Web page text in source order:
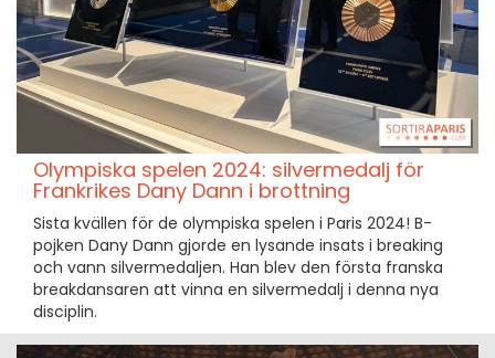
Olympiska spelen 2024: silvermedalj för
Frankrikes Dany Dann i brottning
Sista kvällen för de olympiska spelen i Paris 2024! B-
pojken Dany Dann gjorde en lysande insats i breaking
och vann silvermedaljen. Han blev den första franska
breakdansaren att vinna en silvermedalj i denna nya
disciplin.